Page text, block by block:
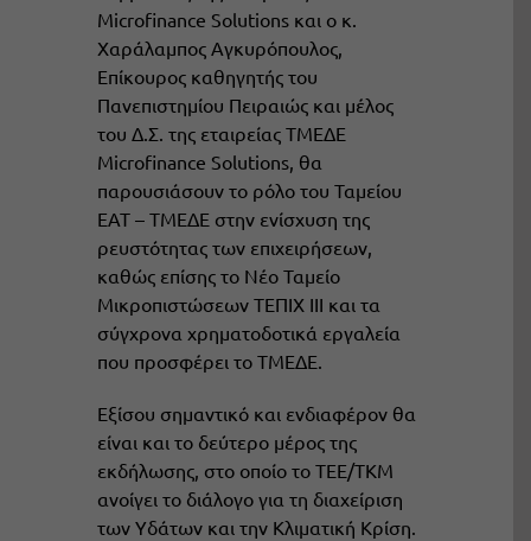
Microfinance Solutions και ο κ.
Χαράλαμπος Αγκυρόπουλος,
Επίκουρος καθηγητής του
Πανεπιστημίου Πειραιώς και μέλος
του Δ.Σ. της εταιρείας ΤΜΕΔΕ
Microfinance Solutions, θα
παρουσιάσουν το ρόλο του Ταμείου
ΕΑΤ – ΤΜΕΔΕ στην ενίσχυση της
ρευστότητας των επιχειρήσεων,
καθώς επίσης το Νέο Ταμείο
Μικροπιστώσεων ΤΕΠΙΧ ΙΙΙ και τα
σύγχρονα χρηματοδοτικά εργαλεία
που προσφέρει το ΤΜΕΔΕ.
Εξίσου σημαντικό και ενδιαφέρον θα
είναι και το δεύτερο μέρος της
εκδήλωσης, στο οποίο το ΤΕΕ/ΤΚΜ
ανοίγει το διάλογο για τη διαχείριση
των Υδάτων και την Κλιματική Κρίση.